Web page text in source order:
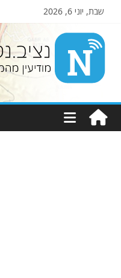
שבת, יוני 6, 2026
Nziv.net
מודיעין
מהמקורות